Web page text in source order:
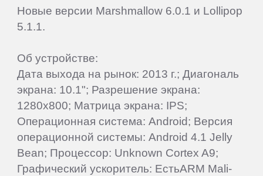
Новые версии Marshmallow 6.0.1 и Lollipop
5.1.1.
Об устройстве:
Дата выхода на рынок: 2013 г.; Диагональ
экрана: 10.1"; Разрешение экрана:
1280x800; Матрица экрана: IPS;
Операционная система: Android; Версия
операционной системы: Android 4.1 Jelly
Bean; Процессор: Unknown Cortex A9;
Графический ускоритель: ЕстьARM Mali-
Tech
MODECOM
Motorola
MSI